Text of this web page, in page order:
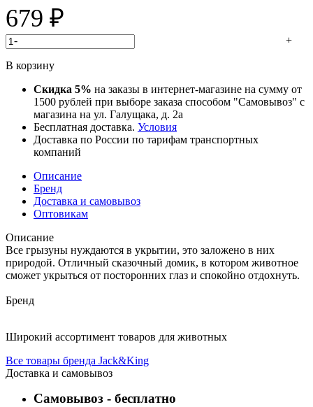
679 ₽
- +
В корзину
Скидка 5% на заказы в интернет-магазине на сумму от
1500 рублей при выборе заказа способом "Самовывоз" с
магазина на ул. Галущака, д. 2а
Бесплатная доставка. Условия
Доставка по России по тарифам транспортных
компаний
Описание
Бренд
Доставка и самовывоз
Оптовикам
Описание
Все грызуны нуждаются в укрытии, это заложено в них
природой. Отличный сказочный домик, в котором животное
сможет укрыться от посторонних глаз и спокойно отдохнуть.
Бренд
Широкий ассортимент товаров для животных
Все товары бренда Jack&King
Доставка и самовывоз
Самовывоз - бесплатно